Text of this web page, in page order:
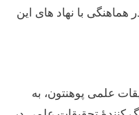
هماهنگی با نهاد های این
علمی پوهنتون، به